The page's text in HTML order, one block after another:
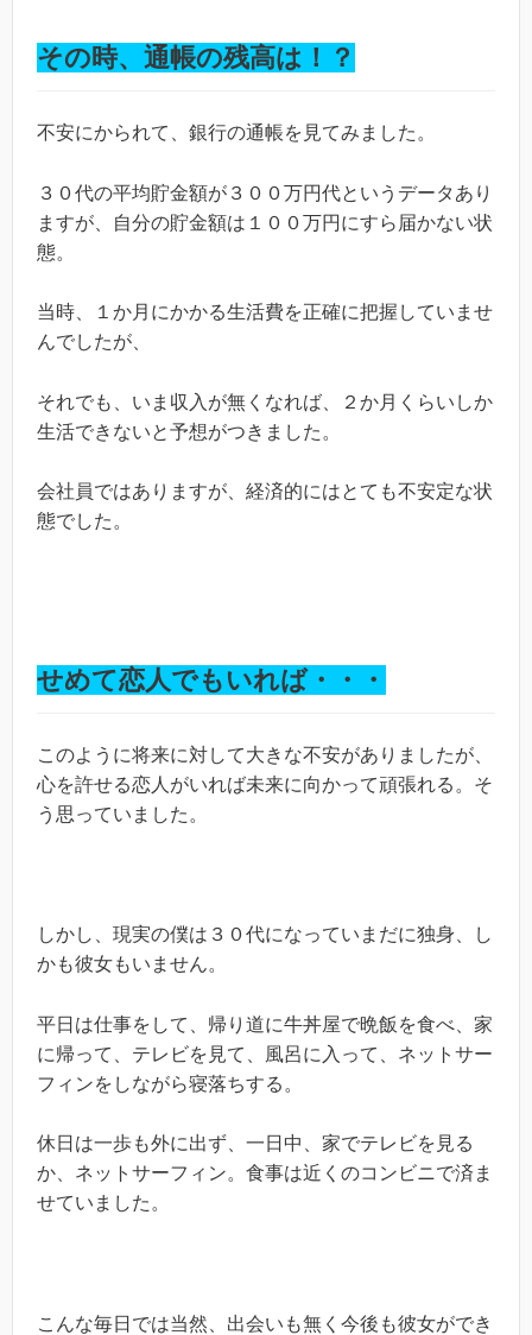
その時、通帳の残高は！？
不安にかられて、銀行の通帳を見てみました。
３０代の平均貯金額が３００万円代というデータあり
ますが、自分の貯金額は１００万円にすら届かない状
態。
当時、１か月にかかる生活費を正確に把握していませ
んでしたが、
それでも、いま収入が無くなれば、２か月くらいしか
生活できないと予想がつきました。
会社員ではありますが、経済的にはとても不安定な状
態でした。
せめて恋人でもいれば・・・
このように将来に対して大きな不安がありましたが、
心を許せる恋人がいれば未来に向かって頑張れる。そ
う思っていました。
しかし、現実の僕は３０代になっていまだに独身、し
かも彼女もいません。
平日は仕事をして、帰り道に牛丼屋で晩飯を食べ、家
に帰って、テレビを見て、風呂に入って、ネットサー
フィンをしながら寝落ちする。
休日は一歩も外に出ず、一日中、家でテレビを見る
か、ネットサーフィン。食事は近くのコンビニで済ま
せていました。
こんな毎日では当然、出会いも無く今後も彼女ができ